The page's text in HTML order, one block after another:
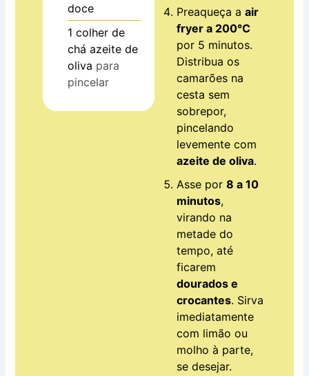
doce
1 colher de
chá azeite de
oliva para
pincelar
Preaqueça a air
fryer a 200°C
por 5 minutos.
Distribua os
camarões na
cesta sem
sobrepor,
pincelando
levemente com
azeite de oliva.
Asse por 8 a 10
minutos,
virando na
metade do
tempo, até
ficarem
dourados e
crocantes. Sirva
imediatamente
com limão ou
molho à parte,
se desejar.